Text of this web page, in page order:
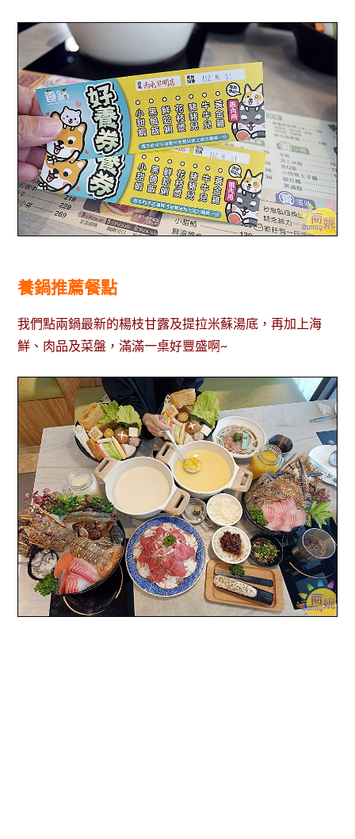
養鍋推薦餐點
我們點兩鍋最新的楊枝甘露及提拉米蘇湯底，再加上海
鮮、肉品及菜盤，滿滿一桌好豐盛啊~